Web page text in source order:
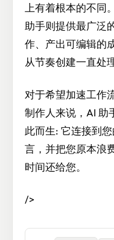
上有着根本的不同
助手则提供最广泛
作、产出可编辑的
从节奏创建一直处
对于希望加速工作
制作人来说，AI 助
此而生: 它连接到
言，并把您原本浪
时间还给您。
/>